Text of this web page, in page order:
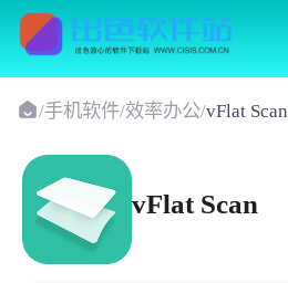
/手机软件/效率办公/vFlat Scan
vFlat Scan